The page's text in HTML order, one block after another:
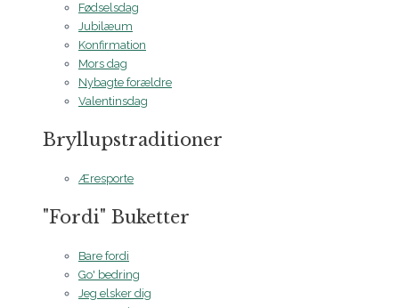
Fødselsdag
Jubilæum
Konfirmation
Mors dag
Nybagte forældre
Valentinsdag
Bryllupstraditioner
Æresporte
"Fordi" Buketter
Bare fordi
Go' bedring
Jeg elsker dig